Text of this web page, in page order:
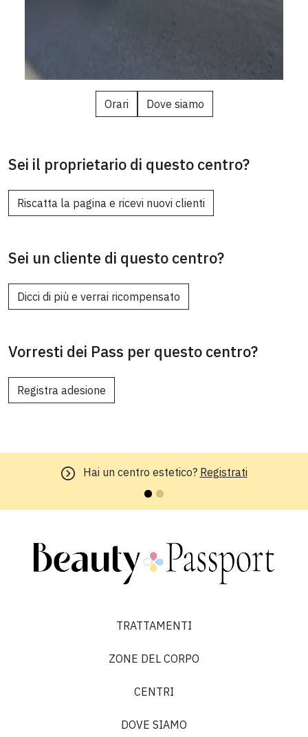
Orari Dove siamo
Sei il proprietario di questo centro?
Riscatta la pagina e ricevi nuovi clienti
Sei un cliente di questo centro?
Dicci di più e verrai ricompensato
Vorresti dei Pass per questo centro?
Registra adesione
Hai un centro estetico? Registrati
TRATTAMENTI
ZONE DEL CORPO
CENTRI
DOVE SIAMO